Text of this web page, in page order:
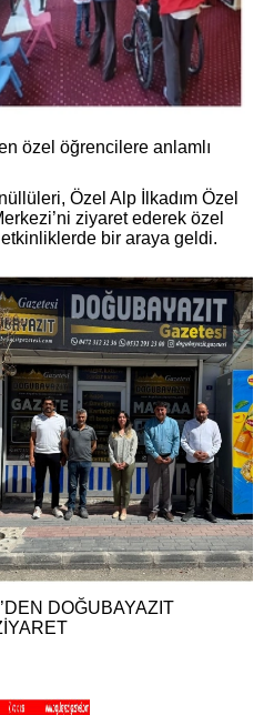
özel öğrencilere anlamlı
Özel Alp İlkadım Özel
ziyaret ederek özel
bir araya geldi.
DOĞUBAYAZIT